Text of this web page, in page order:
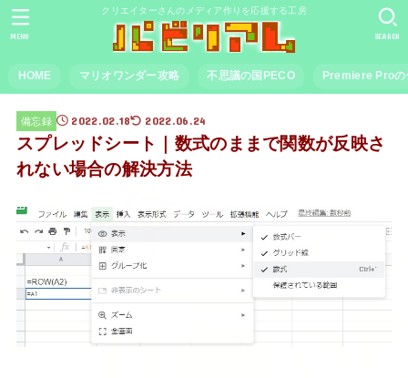
クリエイターさんのメディア作りを応援する工房
HOME マリオワンダー攻略 不思議の国PECO Premiere Proの
SEARCH
MENU
備忘録 2022.02.18 2022.06.24
スプレッドシート｜数式のままで関数が反映さ
れない場合の解決方法